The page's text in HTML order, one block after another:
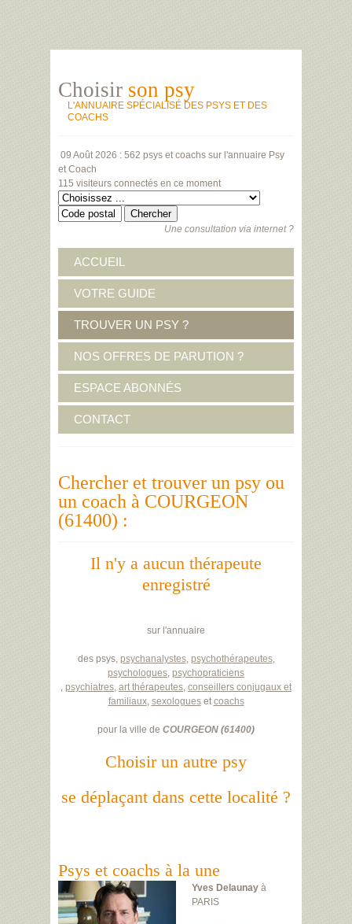
Choisir son psy
L'ANNUAIRE SPÉCIALISÉ DES PSYS ET DES
COACHS
09 Août 2026 : 562 psys et coachs sur l'annuaire Psy
et Coach
115 visiteurs connectés en ce moment
Une consultation via internet ?
ACCUEIL
VOTRE GUIDE
TROUVER UN PSY ?
NOS OFFRES DE PARUTION ?
ESPACE ABONNÉS
CONTACT
Chercher et trouver un psy ou
un coach à COURGEON
(61400) :
Il n'y a aucun thérapeute
enregistré
sur l'annuaire
des psys, psychanalystes, psychothérapeutes,
psychologues, psychopraticiens
, psychiatres, art thérapeutes, conseillers conjugaux et
familiaux, sexologuesetcoachs
pour la ville de COURGEON (61400)
Choisir un autre psy
se déplaçant dans cette localité ?
Psys et coachs à la une
Yves Delaunay à
PARIS